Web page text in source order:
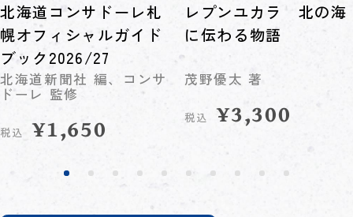
北海道コンサドーレ札
幌オフィシャルガイド
ブック2026/27
北海道新聞社 編、コンサ
ドーレ 監修
税込 ¥1,650
レプンユカラ 北の海
に伝わる物語
茂野優太 著
税込 ¥3,300